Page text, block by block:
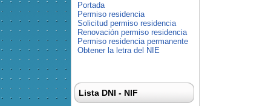
Portada
Permiso residencia
Solicitud permiso residencia
Renovación permiso residencia
Permiso residencia permanente
Obtener la letra del NIE
Lista DNI - NIF